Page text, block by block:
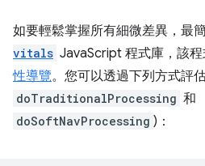
如要輕鬆掌握所有細微差異，最
vitals JavaScript 程式庫，該
性導覽。您可以透過下列方式評
doTraditionalProcessing 和
doSoftNavProcessing )：